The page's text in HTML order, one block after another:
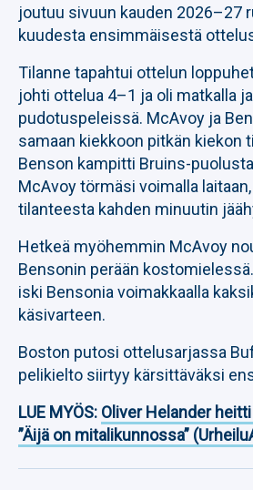
joutuu sivuun kauden 2026–27
kuudesta ensimmäisestä
Tilanne tapahtui ottelun
johti ottelua 4–1 ja oli matkalla
pudotuspeleissä. McAvoy ja
samaan kiekkoon pitkän kiekon
Benson kampitti Bruins-
McAvoy törmäsi voimalla
tilanteesta kahden minuutin
Hetkeä myöhemmin McAvoy
Bensonin perään
iski Bensonia voimakkaalla
käsivarteen.
Boston putosi ottelusarjassa
pelikielto siirtyy kärsittäväksi
LUE MYÖS: Oliver Helander
”Äijä on mitalikunnossa”